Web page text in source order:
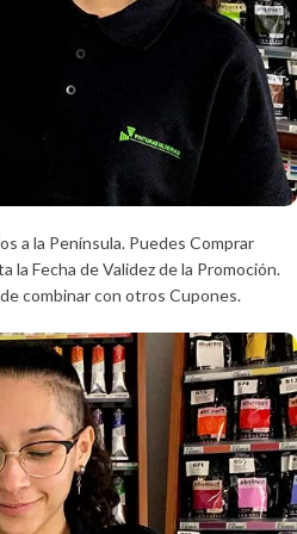
a la Península. Puedes Comprar
la Fecha de Validez de la Promoción.
combinar con otros Cupones.